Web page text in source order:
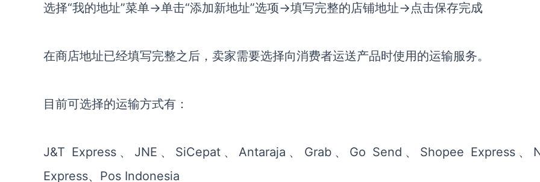
选择“我的地址”菜单→单击“添加新地址”选项→填写完整的店铺地址→点击保存完成
在商店地址已经填写完整之后，卖家需要选择向消费者运送产品时使用的运输服务。
目前可选择的运输方式有：
J&T Express、JNE、SiCepat、Antaraja、Grab、Go Send、Shopee Express、
Express、Pos Indonesia